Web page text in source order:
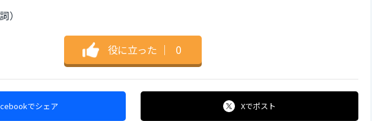
）
役に立った ｜ 0
でシェア Xでポスト